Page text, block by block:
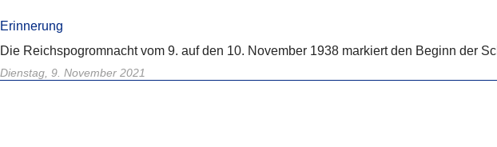
Erinnerung
Die Reichspogromnacht vom 9. auf den 10. November 1938 markiert den Beginn der
Dienstag, 9. November 2021